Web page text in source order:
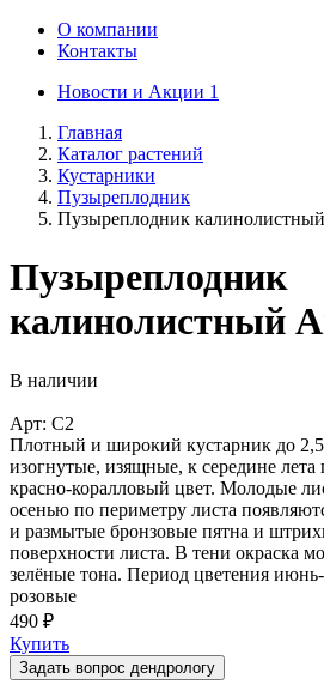
О компании
Контакты
Новости и Акции 1
Главная
Каталог растений
Кустарники
Пузыреплодник
Пузыреплодник
Пузыреплодник
калинолистный
В наличии
Арт: C2
Плотный и широкий кустарник до
изогнутые, изящные, к середине
красно-коралловый цвет. Молодые
осенью по периметру листа
и размытые бронзовые пятна и
поверхности листа. В тени окраска
зелёные тона. Период цветения
розовые
490 ₽
Купить
Задать вопрос дендрологу